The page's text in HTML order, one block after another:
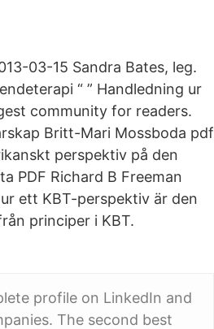
03-15 Sandra Bates, leg.
“ ” Handledning ur
community for readers.
Britt-Mari Mossboda pdf
perspektiv på den
PDF Richard B Freeman
ett KBT-perspektiv är den
principer i KBT.
profile on LinkedIn and
The second best